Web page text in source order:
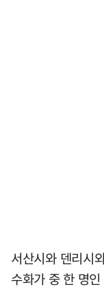
서산시와 덴리시
수화가 중 한 명